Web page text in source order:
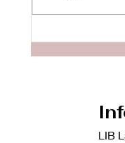
【Podcast
LIB